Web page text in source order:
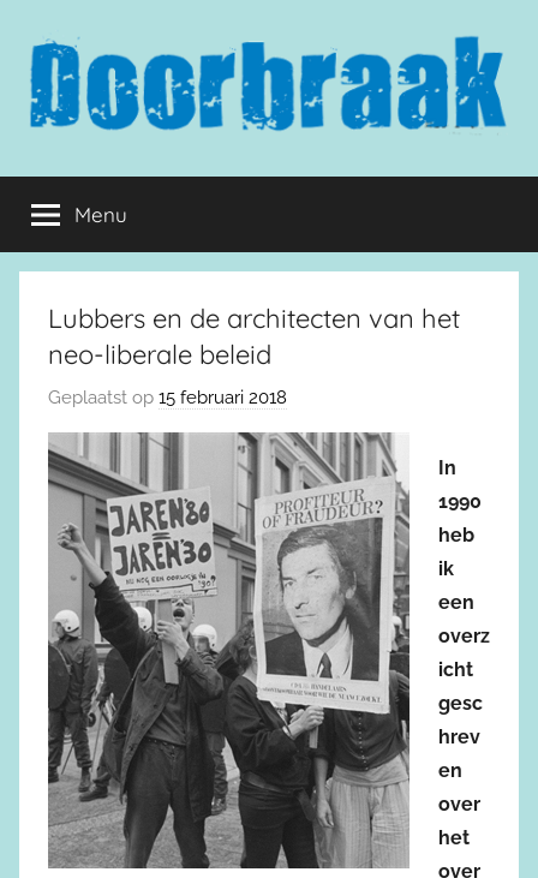
inhoud
springen
Doorbraak.eu
Menu
Lubbers en de architecten van het
neo-liberale beleid
Geplaatst op 15 februari 2018
In
1990
heb
ik
een
overz
icht
gesc
hrev
en
over
het
over